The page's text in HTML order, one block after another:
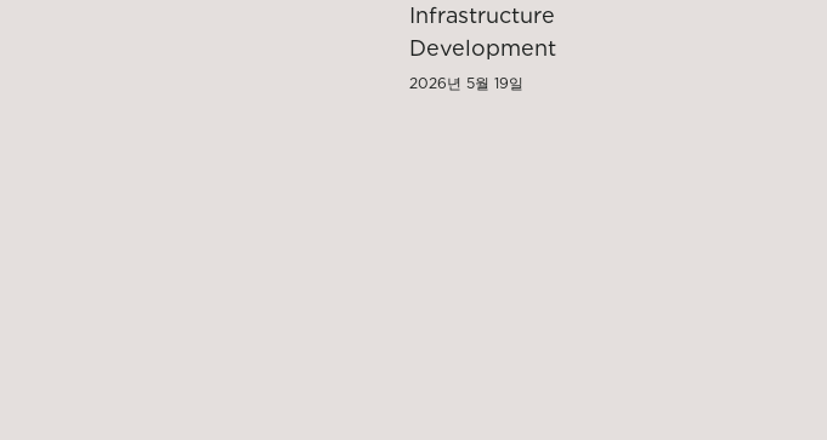
Infrastructure
Development
2026년 5월 19일